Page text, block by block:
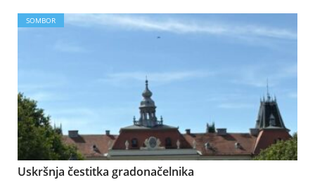
SOMBOR
Uskršnja čestitka gradonačelnika